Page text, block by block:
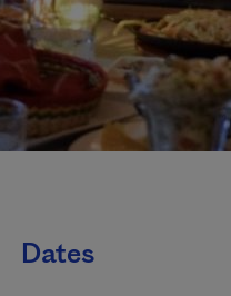
Dates